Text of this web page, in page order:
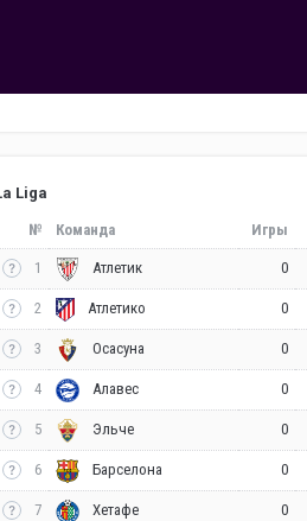
Liga
№ Команда Игры
1 Атлетик 0
2 Атлетико 0
3 Осасуна 0
4 Алавес 0
5 Эльче 0
6 Барселона 0
7 Хетафе 0